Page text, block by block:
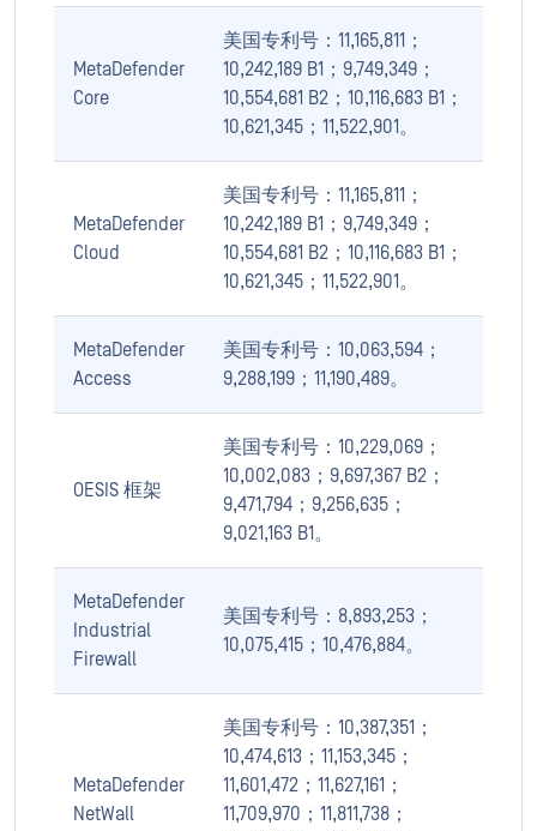
MetaDefender
Core
美国专利号：11,165,811；
10,242,189 B1；9,749,349；
10,554,681 B2；10,116,683 B1；
10,621,345；11,522,901。
MetaDefender
Cloud
美国专利号：11,165,811；
10,242,189 B1；9,749,349；
10,554,681 B2；10,116,683 B1；
10,621,345；11,522,901。
MetaDefender
Access
美国专利号：10,063,594；
9,288,199；11,190,489。
OESIS 框架
美国专利号：10,229,069；
10,002,083；9,697,367 B2；
9,471,794；9,256,635；
9,021,163 B1。
MetaDefender
Industrial
Firewall
美国专利号：8,893,253；
10,075,415；10,476,884。
MetaDefender
NetWall
美国专利号：10,387,351；
10,474,613；11,153,345；
11,601,472；11,627,161；
11,709,970；11,811,738；